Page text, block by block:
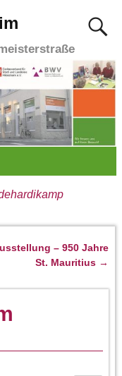
– 950 Jahre
St. Mauritius →